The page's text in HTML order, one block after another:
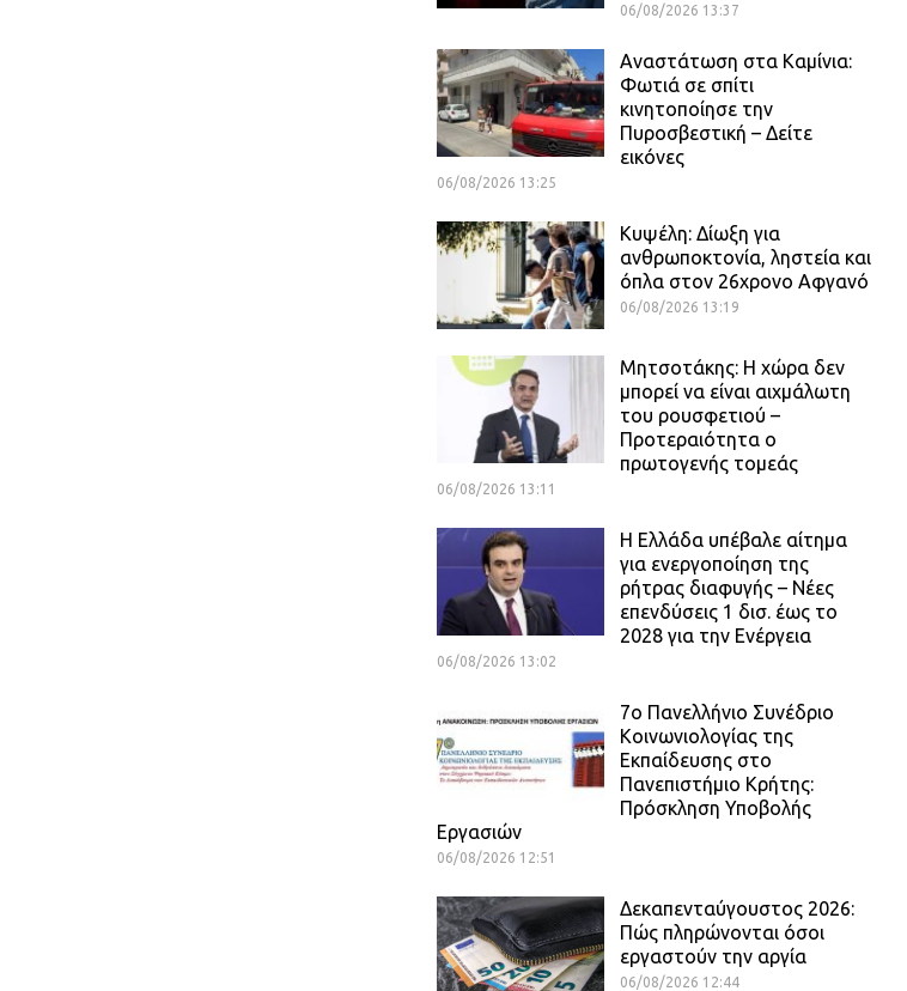
06/08/2026 13:37
Αναστάτωση στα Καμίνια:
Φωτιά σε σπίτι
κινητοποίησε την
Πυροσβεστική – Δείτε
εικόνες
06/08/2026 13:25
Κυψέλη: Δίωξη για
ανθρωποκτονία, ληστεία και
όπλα στον 26χρονο Αφγανό
06/08/2026 13:19
Μητσοτάκης: Η χώρα δεν
μπορεί να είναι αιχμάλωτη
του ρουσφετιού –
Προτεραιότητα ο
πρωτογενής τομεάς
06/08/2026 13:11
Η Ελλάδα υπέβαλε αίτημα
για ενεργοποίηση της
ρήτρας διαφυγής – Νέες
επενδύσεις 1 δισ. έως το
2028 για την Ενέργεια
06/08/2026 13:02
7ο Πανελλήνιο Συνέδριο
Κοινωνιολογίας της
Εκπαίδευσης στο
Πανεπιστήμιο Κρήτης:
Πρόσκληση Υποβολής
Εργασιών
06/08/2026 12:51
Δεκαπενταύγουστος 2026:
Πώς πληρώνονται όσοι
εργαστούν την αργία
06/08/2026 12:44